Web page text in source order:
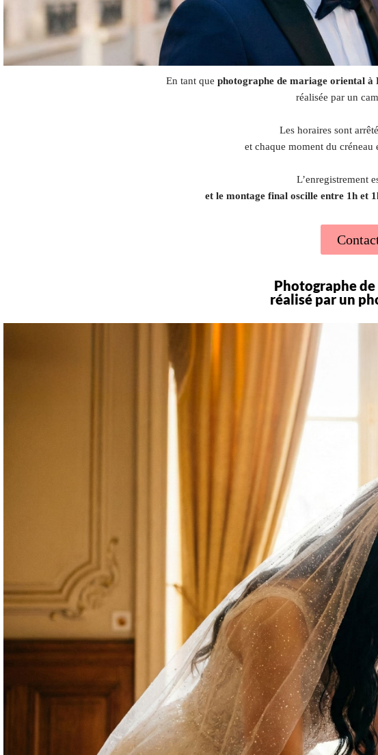
En tant que photographe de mariage oriental à
réalisée par un
Les horaires sont
et chaque moment du créneau
L’enregistrement
et le montage final oscille entre 1h et
Photographe
réalisé par un